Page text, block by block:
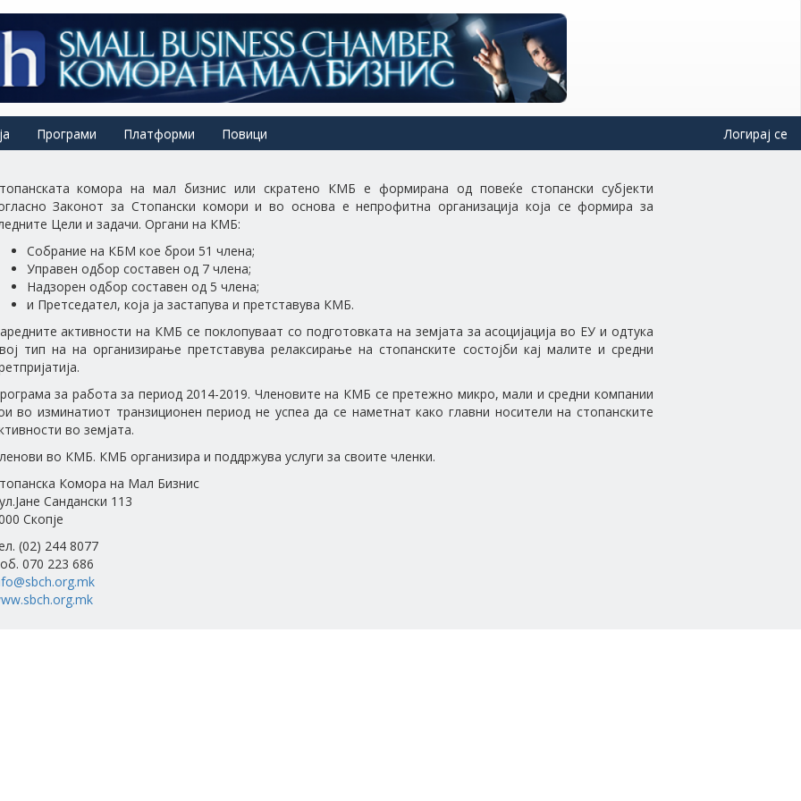
Програми Платформи Повици Логирај се
комора на мал бизнис или скратено КМБ е формирана од повеќе стопански субјекти
Законот за Стопански комори и во основа е непрофитна организација која се формира за
Цели и задачи. Органи на КМБ:
Собрание на КБМ кое брои 51 члена;
Управен одбор составен од 7 члена;
Надзорен одбор составен од 5 члена;
и Претседател, која ја застапува и претставува КМБ.
активности на КМБ се поклопуваат со подготовката на земјата за асоцијација во ЕУ и одтука
тип на на организирање претставува релаксирање на стопанските состојби кај малите и средни
за работа за период 2014-2019. Членовите на КМБ се претежно микро, мали и средни компании
во изминатиот транзиционен период не успеа да се наметнат како главни носители на стопанските
во земјата.
во КМБ. КМБ организира и поддржува услуги за своите членки.
Комора на Мал Бизнис
Сандански 113
Скопје
(02) 244 8077
070 223 686